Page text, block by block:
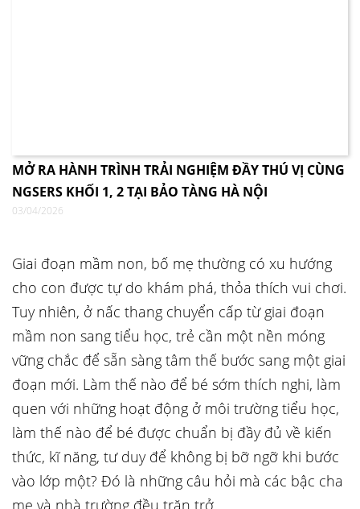
MỞ RA HÀNH TRÌNH TRẢI NGHIỆM ĐẦY THÚ VỊ CÙNG
NGSERS KHỐI 1, 2 TẠI BẢO TÀNG HÀ NỘI
03/04/2026
Giai đoạn mầm non, bố mẹ thường có xu hướng
cho con được tự do khám phá, thỏa thích vui chơi.
Tuy nhiên, ở nấc thang chuyển cấp từ giai đoạn
mầm non sang tiểu học, trẻ cần một nền móng
vững chắc để sẵn sàng tâm thế bước sang một giai
đoạn mới. Làm thế nào để bé sớm thích nghi, làm
quen với những hoạt động ở môi trường tiểu học,
làm thế nào để bé được chuẩn bị đầy đủ về kiến
thức, kĩ năng, tư duy để không bị bỡ ngỡ khi bước
vào lớp một? Đó là những câu hỏi mà các bậc cha
mẹ và nhà trường đều trăn trở.